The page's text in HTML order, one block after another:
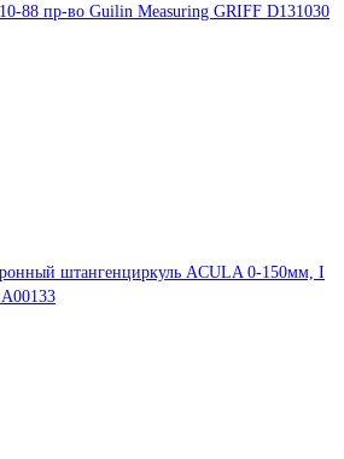
88 пр-во Guilin Measuring GRIFF D131030
штангенциркуль ACULA 0-150мм, I